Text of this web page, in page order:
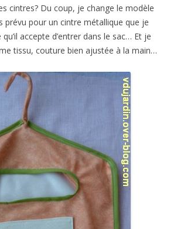
cintres? Du coup, je change le modèle
prévu pour un cintre métallique que je
accepte d’entrer dans le sac… Et je
tissu, couture bien ajustée à la main…